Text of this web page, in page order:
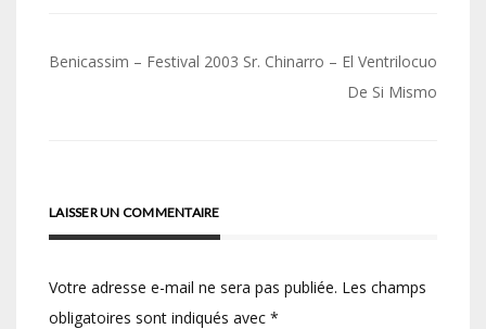
Navigation
Benicassim – Festival 2003 Sr. Chinarro – El Ventrilocuo
De Si Mismo
LAISSER UN COMMENTAIRE
Votre adresse e-mail ne sera pas publiée. Les champs
obligatoires sont indiqués avec *